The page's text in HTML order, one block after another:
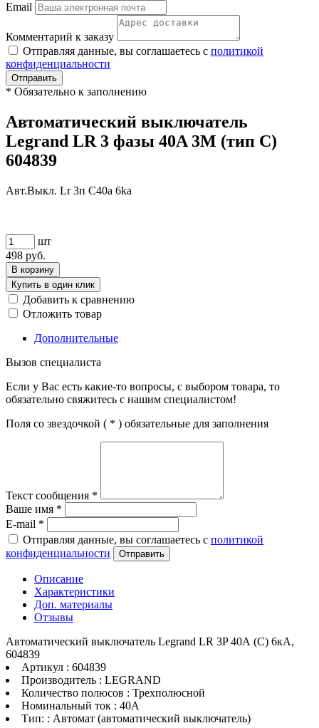
Email
Комментарий к заказу
Отправляя данные, вы соглашаетесь с политикой
конфиденциальности
Отправить
* Обязательно к заполнению
Автоматический выключатель
Legrand LR 3 фазы 40A 3М (тип C)
604839
Авт.Выкл. Lr 3п C40a 6ka
шт
498 руб.
В корзину
Купить в один клик
Добавить к сравнению
Отложить товар
Дополнительные
Вызов специалиста
Если у Вас есть какие-то вопросы, с выбором товара, то
обязательно свяжитесь с нашим специалистом!
Поля со звездочкой ( * ) обязательные для заполнения
Текст сообщения *
Ваше имя *
E-mail *
Отправляя данные, вы соглашаетесь с политикой
конфиденциальности
Отправить
Описание
Характеристики
Доп. материалы
Отзывы
Автоматический выключатель Legrand LR 3P 40А (C) 6кА,
604839
Артикул : 604839
Производитель : LEGRAND
Количество полюсов : Трехполюсной
Номинальный ток : 40A
Тип: : Автомат (автоматический выключатель)